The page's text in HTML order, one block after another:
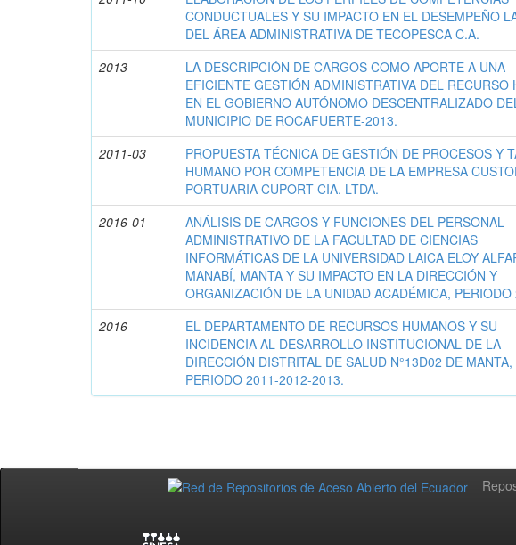
CONDUCTUALES Y SU IMPACTO EN EL DESEMPEÑO
DEL ÁREA ADMINISTRATIVA DE TECOPESCA C.A.
2013
LA DESCRIPCIÓN DE CARGOS COMO APORTE A UNA
EFICIENTE GESTIÓN ADMINISTRATIVA DEL RECURSO
EN EL GOBIERNO AUTÓNOMO DESCENTRALIZADO
MUNICIPIO DE ROCAFUERTE-2013.
2011-03
PROPUESTA TÉCNICA DE GESTIÓN DE PROCESOS Y
HUMANO POR COMPETENCIA DE LA EMPRESA
PORTUARIA CUPORT CIA. LTDA.
2016-01
ANÁLISIS DE CARGOS Y FUNCIONES DEL PERSONAL
ADMINISTRATIVO DE LA FACULTAD DE CIENCIAS
INFORMÁTICAS DE LA UNIVERSIDAD LAICA ELOY
MANABÍ, MANTA Y SU IMPACTO EN LA DIRECCIÓN Y
ORGANIZACIÓN DE LA UNIDAD ACADÉMICA, PERIODO
2016
EL DEPARTAMENTO DE RECURSOS HUMANOS Y SU
INCIDENCIA AL DESARROLLO INSTITUCIONAL DE LA
DIRECCIÓN DISTRITAL DE SALUD N°13D02 DE MANTA,
PERIODO 2011-2012-2013.